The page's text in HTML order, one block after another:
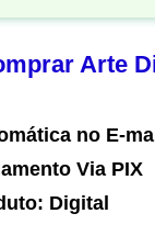
Vôlei
História
Arte
no E-
Via PIX
Digital